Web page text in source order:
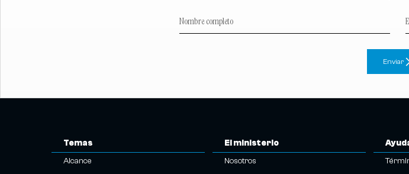
Enviar
Temas
Alcance
El ministerio
Nosotros